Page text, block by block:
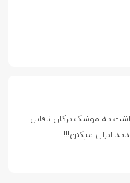
یه موشک برکان ناقابل
ایران میکنن!!!